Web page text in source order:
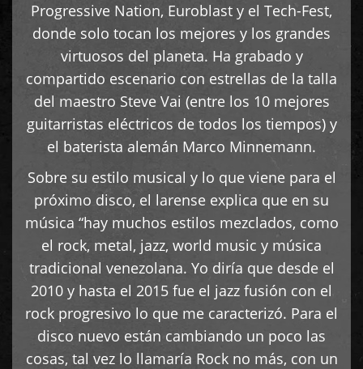
Progressive Nation, Euroblast y el Tech-Fest,
donde solo tocan los mejores y los grandes
virtuosos del planeta. Ha grabado y
compartido escenario con estrellas de la talla
del maestro Steve Vai (entre los 10 mejores
guitarristas eléctricos de todos los tiempos) y
el baterista alemán Marco Minnemann.
Sobre su estilo musical y lo que viene para el
próximo disco, el larense explica que en su
música “hay muchos estilos mezclados, como
el rock, metal, jazz, world music y música
tradicional venezolana. Yo diría que desde el
2010 y hasta el 2015 fue el jazz fusión con el
rock progresivo lo que me caracterizó. Para el
disco nuevo están cambiando un poco las
cosas, tal vez lo llamaría Rock no más, con un